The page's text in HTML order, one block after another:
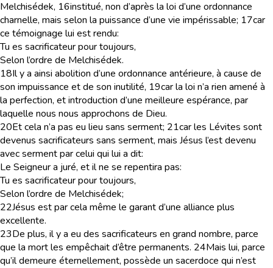
Melchisédek, 16institué, non d’après la loi d’une ordonnance
charnelle, mais selon la puissance d’une vie impérissable; 17car
ce témoignage lui est rendu:
Tu es sacrificateur pour toujours,
Selon l’ordre de Melchisédek.
18Il y a ainsi abolition d’une ordonnance antérieure, à cause de
son impuissance et de son inutilité, 19car la loi n’a rien amené à
la perfection, et introduction d’une meilleure espérance, par
laquelle nous nous approchons de Dieu.
20Et cela n’a pas eu lieu sans serment; 21car les Lévites sont
devenus sacrificateurs sans serment, mais Jésus l’est devenu
avec serment par celui qui lui a dit:
Le Seigneur a juré, et il ne se repentira pas:
Tu es sacrificateur pour toujours,
Selon l’ordre de Melchisédek;
22Jésus est par cela même le garant d’une alliance plus
excellente.
23De plus, il y a eu des sacrificateurs en grand nombre, parce
que la mort les empêchait d’être permanents. 24Mais lui, parce
qu’il demeure éternellement, possède un sacerdoce qui n’est